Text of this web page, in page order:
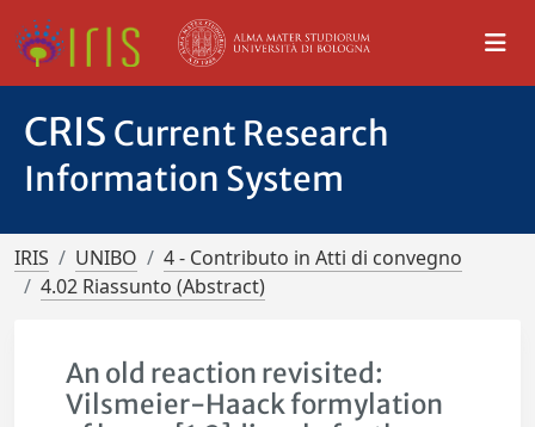
CRIS Current Research
Information System
IRIS UNIBO
4 - Contributo in Atti di convegno
4.02 Riassunto (Abstract)
An old reaction revisited:
Vilsmeier-Haack formylation